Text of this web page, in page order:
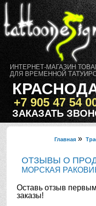
ИНТЕРНЕТ-МАГАЗИН
ДЛЯ ВРЕМЕННОЙ
+7 905 47 54
ЗАКАЗАТЬ
Главная »
ОТЗЫВЫ О
МОРСКАЯ
Оставь отзыв
заказы!